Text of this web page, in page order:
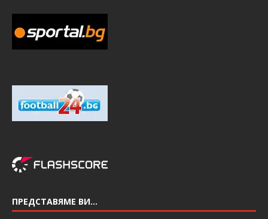
ПРЕДСТАВЯМЕ ВИ…